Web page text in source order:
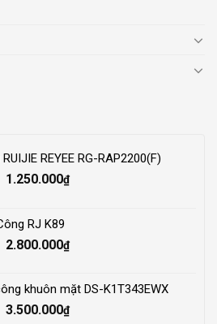
REYEE RG-RAP2200(F)
Original
1.500.000₫.
1.250.000₫Current
RJ K89
Original
3.500.000₫.
2.800.000₫Current
2.800.000₫.
khuôn mặt DS-K1T343EWX
Original
3.500.000₫Current